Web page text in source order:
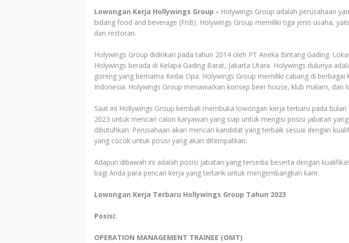
Lowongan Kerja Hollywings Group - Holywings Group adalah perusahaan
bidang food and beverage (FnB). Holywings Group memiliki tiga jenis usaha,
dan restoran.
Holywings Group didirikan pada tahun 2014 oleh PT Aneka Bintang Gading.
Holywings berada di Kelapa Gading Barat, Jakarta Utara. Holywings dulunya
goreng yang bernama Kedai Opa. Holywings Group memiliki cabang di berbagai
Indonesia. Holywings Group menawarkan konsep beer house, klub malam, dan
Saat ini Hollywings Group kembali membuka lowongan kerja terbaru pada
2023 untuk mencari calon karyawan yang siap untuk mengisi posisi jabatan
dibutuhkan. Perusahaan akan mencari kandidat yang terbaik sesuai dengan
yang cocok untuk posisi yang akan ditempatkan.
Adapun dibawah ini adalah posisi jabatan yang tersedia beserta dengan
bagi Anda para pencari kerja yang tertarik untuk mengembangkan karir.
Lowongan Kerja Terbaru Hollywings Group Tahun 2023
Posisi:
OPERATION MANAGEMENT TRAINEE (OMT)